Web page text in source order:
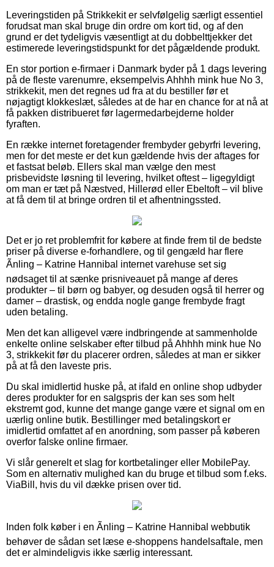
Leveringstiden på Strikkekit er selvfølgelig særligt essentiel
forudsat man skal bruge din ordre om kort tid, og af den
grund er det tydeligvis væsentligt at du dobbelttjekker det
estimerede leveringstidspunkt for det pågældende produkt.
En stor portion e-firmaer i Danmark byder på 1 dags levering
på de fleste varenumre, eksempelvis Ahhhh mink hue No 3,
strikkekit, men det regnes ud fra at du bestiller før et
nøjagtigt klokkeslæt, således at de har en chance for at nå at
få pakken distribueret før lagermedarbejderne holder
fyraften.
En række internet foretagender frembyder gebyrfri levering,
men for det meste er det kun gældende hvis der aftages for
et fastsat beløb. Ellers skal man vælge den mest
prisbevidste løsning til levering, hvilket oftest – ligegyldigt
om man er tæt på Næstved, Hillerød eller Ebeltoft – vil blive
at få dem til at bringe ordren til et afhentningssted.
Det er jo ret problemfrit for købere at finde frem til de bedste
priser på diverse e-forhandlere, og til gengæld har flere
Ãnling – Katrine Hannibal internet varehuse set sig
nødsaget til at sænke prisniveauet på mange af deres
produkter – til børn og babyer, og desuden også til herrer og
damer – drastisk, og endda nogle gange frembyde fragt
uden betaling.
Men det kan alligevel være indbringende at sammenholde
enkelte online selskaber efter tilbud på Ahhhh mink hue No
3, strikkekit før du placerer ordren, således at man er sikker
på at få den laveste pris.
Du skal imidlertid huske på, at ifald en online shop udbyder
deres produkter for en salgspris der kan ses som helt
ekstremt god, kunne det mange gange være et signal om en
uærlig online butik. Bestillinger med betalingskort er
imidlertid omfattet af en anordning, som passer på køberen
overfor falske online firmaer.
Vi slår generelt et slag for kortbetalinger eller MobilePay.
Som en alternativ mulighed kan du bruge et tilbud som f.eks.
ViaBill, hvis du vil dække prisen over tid.
Inden folk køber i en Ãnling – Katrine Hannibal webbutik
behøver de sådan set læse e-shoppens handelsaftale, men
det er almindeligvis ikke særlig interessant.